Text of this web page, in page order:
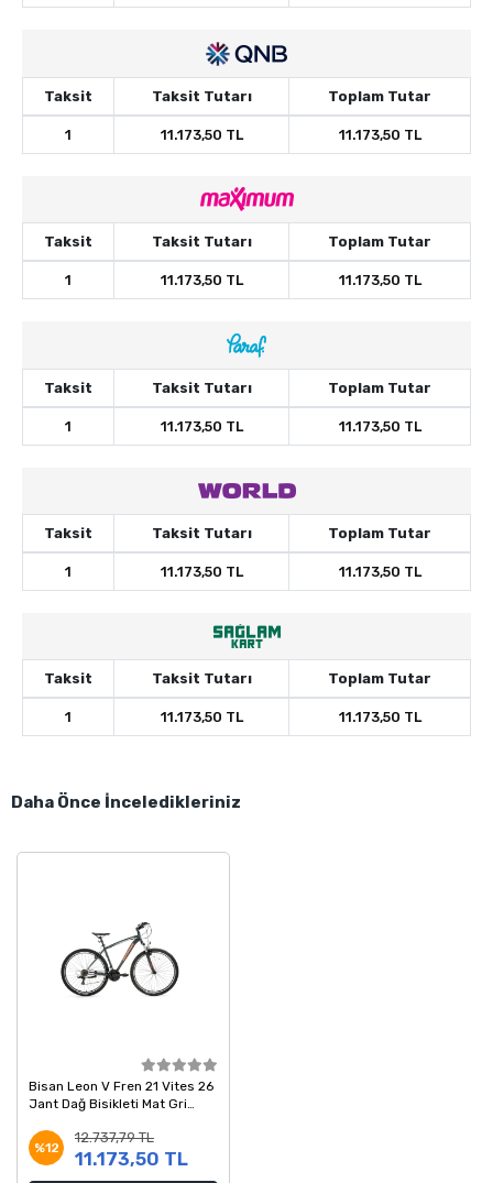
Taksit Taksit Tutarı Toplam Tutar
1 11.173,50 TL 11.173,50 TL
Taksit Taksit Tutarı Toplam Tutar
1 11.173,50 TL 11.173,50 TL
Taksit Taksit Tutarı Toplam Tutar
1 11.173,50 TL 11.173,50 TL
Taksit Taksit Tutarı Toplam Tutar
1 11.173,50 TL 11.173,50 TL
Taksit Taksit Tutarı Toplam Tutar
1 11.173,50 TL 11.173,50 TL
Daha Önce İnceledikleriniz
Bisan Leon V Fren 21 Vites 26
Jant Dağ Bisikleti Mat Gri
%12
12.737,79 TL
11.173,50 TL